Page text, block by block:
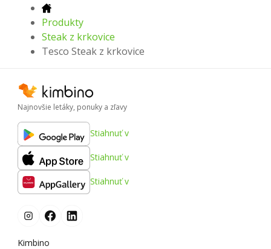
Produkty
Steak z krkovice
Tesco Steak z krkovice
Najnovšie letáky, ponuky a zľavy
Stiahnuť v
Stiahnuť v
Stiahnuť v
Kimbino